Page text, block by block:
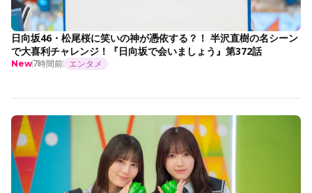
日向坂46・松尾桜に笑いの神が憑依する？！ 半沢直樹の名シーン
で大喜利チャレンジ！『日向坂で会いましょう』第372話
New7時間前 エンタメ